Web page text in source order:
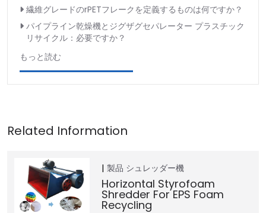
繊維グレードのrPETフレークを定義するものは何ですか？
パイプライン乾燥機とジグザグセパレーター プラスチック
リサイクル：必要ですか？
もっと読む
製品 シュレッダー機
Horizontal Styrofoam
Shredder For EPS Foam
Recycling